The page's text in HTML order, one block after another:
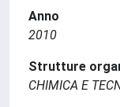
Anno
2010
Strutture
CHIMICA E